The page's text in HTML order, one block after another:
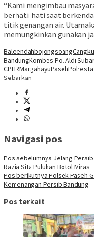
“Kami mengimbau
berhati-hati saat
titik genangan air.
memungkinkan gunakan
Baleendahbojongsoang
BandungKombes Pol Aldi
CPHRMargahayuPasehPolresta
Sebarkan
Navigasi pos
Pos sebelumnya Jelang
Razia Sita Puluhan Botol Miras
Pos berikutnya Polsek Paseh
Kemenangan Persib Bandung
Pos terkait